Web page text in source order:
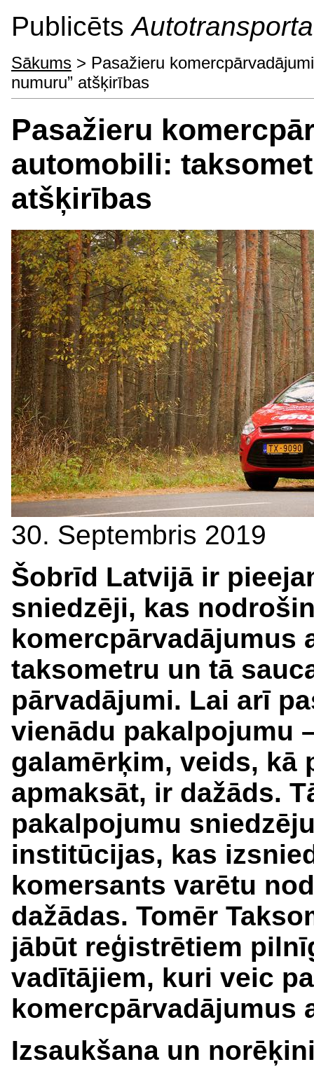
Publicēts
Sākums > Pasažieru
numuru” atšķirības
Pasažieru
automobili:
atšķirības
30. Septembris 2019
Šobrīd Latvijā ir
sniedzēji, kas
komercpārvadājumus
taksometru un tā
pārvadājumi. Lai arī
vienādu pakalpojumu
galamērķim, veids, kā
apmaksāt, ir dažāds.
pakalpojumu
institūcijas, kas
komersants varētu
dažādas. Tomēr
jābūt reģistrētiem
vadītājiem, kuri veic
komercpārvadājumus
Izsaukšana un